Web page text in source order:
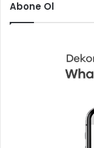
Abone Ol